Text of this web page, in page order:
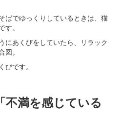
ばでゆっくりしているときは、猫
。
にあくびをしていたら、リラック
。
びです。
不満を感じている